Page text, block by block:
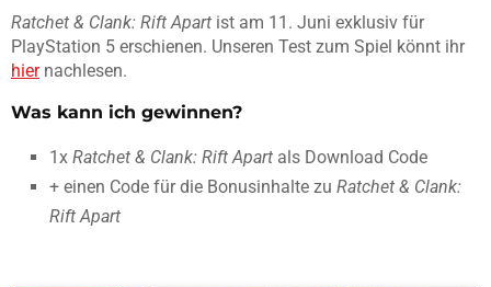
Ratchet & Clank: Rift Apart ist am 11. Juni exklusiv für
PlayStation 5 erschienen. Unseren Test zum Spiel könnt ihr
hiernachlesen.
Was kann ich gewinnen?
1x Ratchet & Clank: Rift Apart als Download Code
+ einen Code für die Bonusinhalte zu Ratchet & Clank:
Rift Apart